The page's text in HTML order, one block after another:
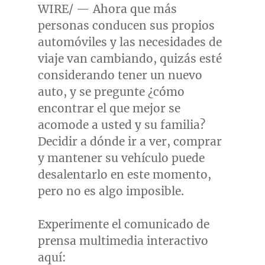
WIRE/ — Ahora que más
personas conducen sus propios
automóviles y las necesidades de
viaje van cambiando, quizás esté
considerando tener un nuevo
auto, y se pregunte ¿cómo
encontrar el que mejor se
acomode a usted y su familia?
Decidir a dónde ir a ver, comprar
y mantener su vehículo puede
desalentarlo en este momento,
pero no es algo imposible.
Experimente el comunicado de
prensa multimedia interactivo
aquí: